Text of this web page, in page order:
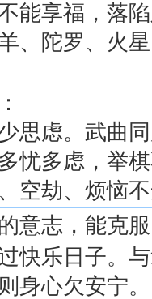
能享福，落
、陀罗、火
思虑。武曲
忧多虑，举
空劫、烦恼
意志，能克
快乐日子。
身心欠安宁。